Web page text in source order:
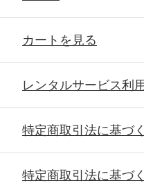
カートを見る
レンタルサービス利
特定商取引法に基づ
特定商取引法に基づ